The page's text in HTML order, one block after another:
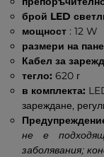
брой LED
мощност : 12 W
размери на
Кабел за
тегло:620 г
в комплекта:
зареждане,
не е
заболявания;